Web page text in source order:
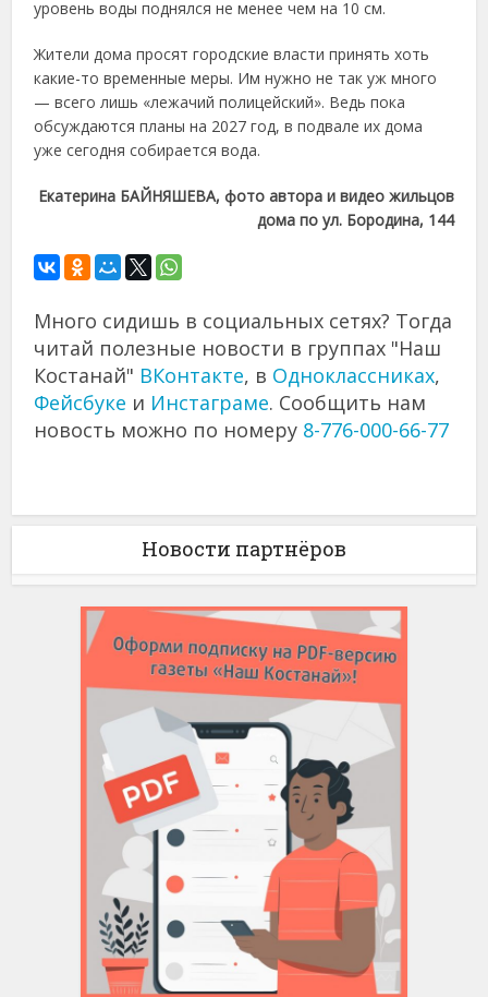
уровеньводыподнялсянеменеечемна 10см.
Жителидомапросятгородскиевластипринятьхоть
какие-товременныемеры. Имнужноне такужмного
—всеголишь «лежачийполицейский». Ведьпока
обсуждаютсяпланына 2027год,вподвалеихдома
ужесегоднясобираетсявода.
Екатерина БАЙНЯШЕВА, фото автора и видео жильцов
дома по ул. Бородина, 144
Много сидишь в социальных сетях? Тогда
читай полезные новости в группах "Наш
Костанай" ВКонтакте, в Одноклассниках,
Фейсбуке и Инстаграме. Сообщить нам
новость можно по номеру 8-776-000-66-77
Новости партнёров